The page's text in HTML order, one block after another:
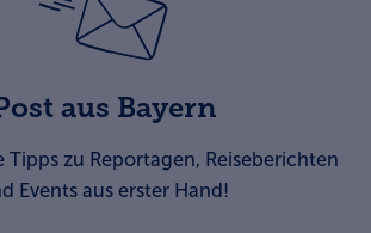
aus Bayern
Tipps zu Reportagen, Reiseberichten
Events aus erster Hand!